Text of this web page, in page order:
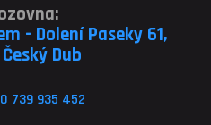
- Dolení Paseky 61,
Dub
739 935 452